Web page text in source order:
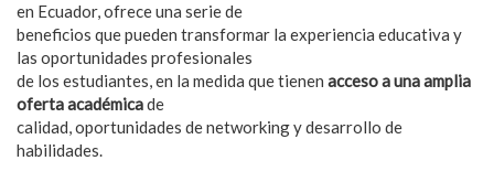
en Ecuador, ofrece una serie de
beneficios que pueden transformar la experiencia educativa y
las oportunidades profesionales
de los estudiantes, en la medida que tienen acceso a una amplia
oferta académicade
calidad, oportunidades de networking y desarrollo de
habilidades.